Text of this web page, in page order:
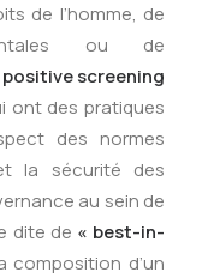
de l’homme, de
ou de
positive screening
ont des pratiques
des normes
la sécurité des
au sein de
dite de « best-in-
composition d’un